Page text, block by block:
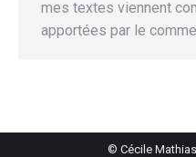
mes textes viennent
apportées par le
© Cécile